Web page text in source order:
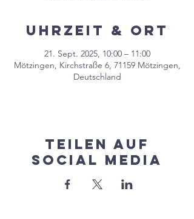
Uhrzeit & Ort
21. Sept. 2025, 10:00 – 11:00
Mötzingen, Kirchstraße 6, 71159 Mötzingen,
Deutschland
Teilen auf
Social Media